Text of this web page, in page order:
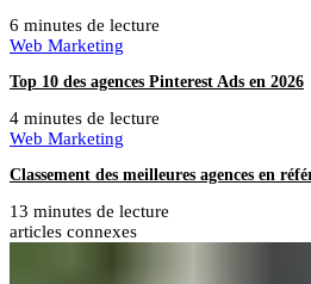
6 minutes de lecture
Web Marketing
Top 10 des agences Pinterest Ads en 2026
4 minutes de lecture
Web Marketing
Classement des meilleures agences en
13 minutes de lecture
articles connexes